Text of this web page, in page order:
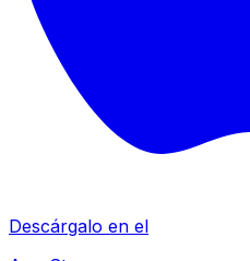
Descárgalo en el